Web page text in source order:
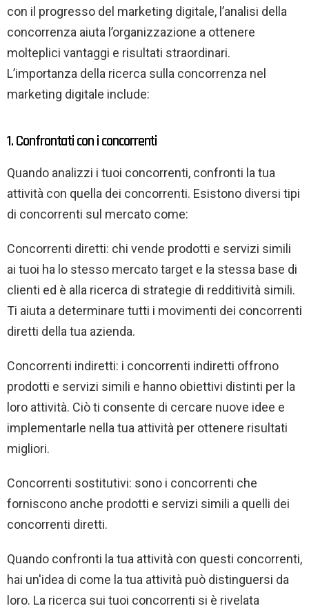
con il progresso del marketing digitale, l’analisi della
concorrenza aiuta l’organizzazione a ottenere
molteplici vantaggi e risultati straordinari.
L’importanza della ricerca sulla concorrenza nel
marketing digitale include:
1. Confrontati con i concorrenti
Quando analizzi i tuoi concorrenti, confronti la tua
attività con quella dei concorrenti. Esistono diversi tipi
di concorrenti sul mercato come:
Concorrenti diretti: chi vende prodotti e servizi simili
ai tuoi ha lo stesso mercato target e la stessa base di
clienti ed è alla ricerca di strategie di redditività simili.
Ti aiuta a determinare tutti i movimenti dei concorrenti
diretti della tua azienda.
Concorrenti indiretti: i concorrenti indiretti offrono
prodotti e servizi simili e hanno obiettivi distinti per la
loro attività. Ciò ti consente di cercare nuove idee e
implementarle nella tua attività per ottenere risultati
migliori.
Concorrenti sostitutivi: sono i concorrenti che
forniscono anche prodotti e servizi simili a quelli dei
concorrenti diretti.
Quando confronti la tua attività con questi concorrenti,
hai un'idea di come la tua attività può distinguersi da
loro. La ricerca sui tuoi concorrenti si è rivelata